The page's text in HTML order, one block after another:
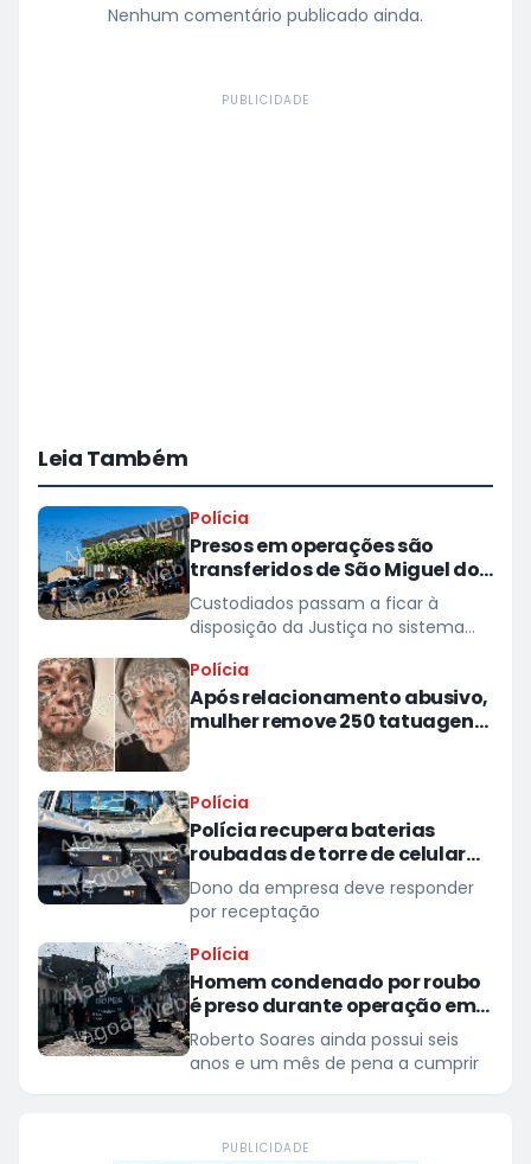
Nenhum comentário publicado ainda.
PUBLICIDADE
Leia Também
Polícia
Presos em operações são
transferidos de São Miguel dos
Campos para presídios
Custodiados passam a ficar à
disposição da Justiça no sistema
Polícia
Após relacionamento abusivo,
mulher remove 250 tatuagens
Polícia
Polícia recupera baterias
roubadas de torre de celular
em provedor de internet em
Teotônio Vilela
Dono da empresa deve responder
por receptação
Polícia
Homem condenado por roubo
é preso durante operação em
São Miguel dos Campos
Roberto Soares ainda possui seis
anos e um mês de pena a cumprir
PUBLICIDADE